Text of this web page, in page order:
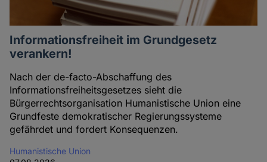
Informationsfreiheit im Grundgesetz
verankern!
Nach der de-facto-Abschaffung des
Informationsfreiheitsgesetzes sieht die
Bürgerrechtsorganisation Humanistische Union eine
Grundfeste demokratischer Regierungssysteme
gefährdet und fordert Konsequenzen.
Humanistische Union